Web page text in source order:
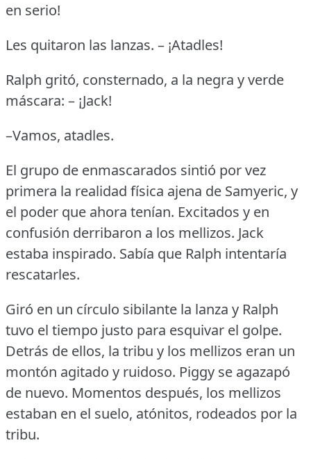
en serio!
Les quitaron las lanzas. – ¡Atadles!
Ralph gritó, consternado, a la negra y verde
máscara: – ¡Jack!
–Vamos, atadles.
El grupo de enmascarados sintió por vez
primera la realidad física ajena de Samyeric, y
el poder que ahora tenían. Excitados y en
confusión derribaron a los mellizos. Jack
estaba inspirado. Sabía que Ralph intentaría
rescatarles.
Giró en un círculo sibilante la lanza y Ralph
tuvo el tiempo justo para esquivar el golpe.
Detrás de ellos, la tribu y los mellizos eran un
montón agitado y ruidoso. Piggy se agazapó
de nuevo. Momentos después, los mellizos
estaban en el suelo, atónitos, rodeados por la
tribu.